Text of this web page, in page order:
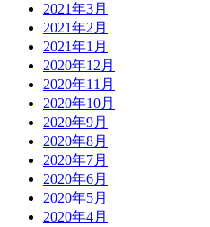
2021年3月
2021年2月
2021年1月
2020年12月
2020年11月
2020年10月
2020年9月
2020年8月
2020年7月
2020年6月
2020年5月
2020年4月